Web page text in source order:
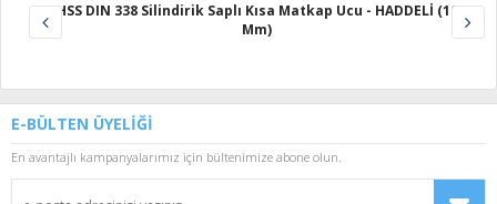
HSS DIN 338 Silindirik Saplı Kısa Matkap Ucu - HADDELİ (10
Mm)
E-BÜLTEN ÜYELİĞİ
En avantajlı kampanyalarımız için bültenimize abone olun.